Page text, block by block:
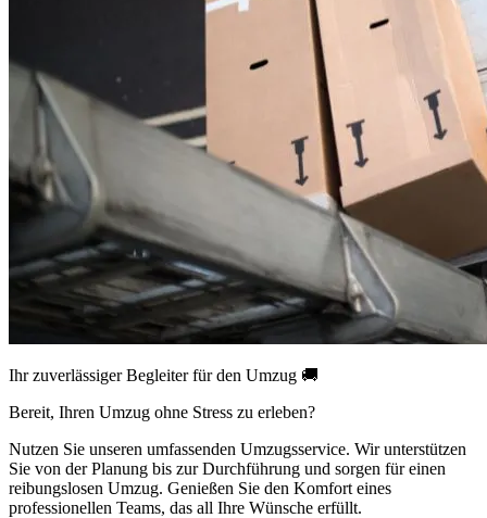
Ihr zuverlässiger Begleiter für den Umzug 🚚
Bereit, Ihren Umzug ohne Stress zu erleben?
Nutzen Sie unseren umfassenden Umzugsservice. Wir unterstützen
Sie von der Planung bis zur Durchführung und sorgen für einen
reibungslosen Umzug. Genießen Sie den Komfort eines
professionellen Teams, das all Ihre Wünsche erfüllt.